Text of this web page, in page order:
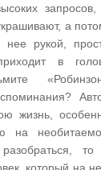
а
рукой,
в
жизнь,
на
то
который на